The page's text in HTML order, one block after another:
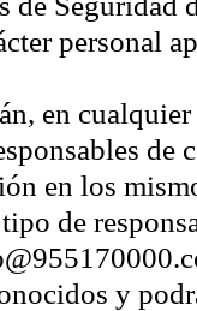
personal
en
en los
de
y